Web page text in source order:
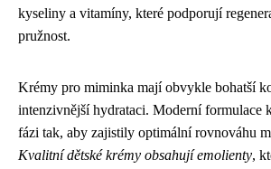
kyseliny a vitamíny, které podporují
pružnost.
Krémy pro miminka mají obvykle bohatší
intenzivnější hydrataci. Moderní formulace
fázi tak, aby zajistily optimální rovnováhu
Kvalitní dětské krémy obsahují emolienty,